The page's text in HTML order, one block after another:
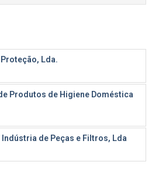
Proteção, Lda.
Produtos de Higiene Doméstica
de Peças e Filtros, Lda